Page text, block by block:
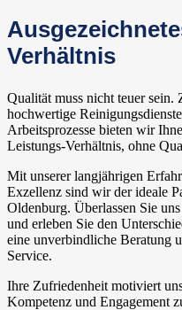
Verhältnis
Qualität muss nicht teuer sein.
hochwertige
Arbeitsprozesse bieten wir
Leistungs-Verhältnis, ohne
Mit unserer langjährigen
Exzellenz sind wir der ideale
Oldenburg. Überlassen Sie
und erleben Sie den
eine unverbindliche Beratung
Service.
Ihre Zufriedenheit motiviert
Kompetenz und Engagement